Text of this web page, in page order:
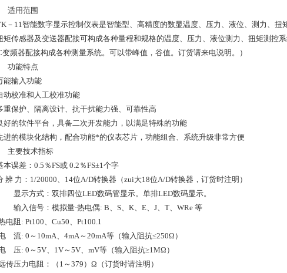
适用范围
－11智能数字显示控制仪表是智能型、高精度的数显温度、压力、液位、测力、扭
矩传感器及变送器配接可构成各种量程和规格的温度、压力、液位测力、扭矩测控
变频器配接构成各种测量系统。可以带峰值，谷值。订货请来电说明。）
功能特点
能输入功能
动校准和人工校准功能
重保护、隔离设计、抗干扰能力强、可靠性高
好的软件平台，具备二次开发能力，以满足特殊的功能
进的模块化结构，配合功能*的仪表芯片，功能组合、系统升级非常方便
主要技术指标
本误差：0.5％FS或 0.2％FS±1个字
辨 力：1/20000、14位A/D转换器（zui大18位A/D转换器，订货时注明）
示方式：双排四位LED数码管显示。单排LED数码显示。
入信号：模拟量·热电偶: B、S、K、E、J、T、WRe 等
电阻: Pt100、Cu50、Pt100.1
流: 0～10mA、4mA～20mA等（输入阻抗≤250Ω）
压: 0～5V、1V～5V、mV等（输入阻抗≥1MΩ）
传压力电阻：（1～379）Ω（订货时请注明）